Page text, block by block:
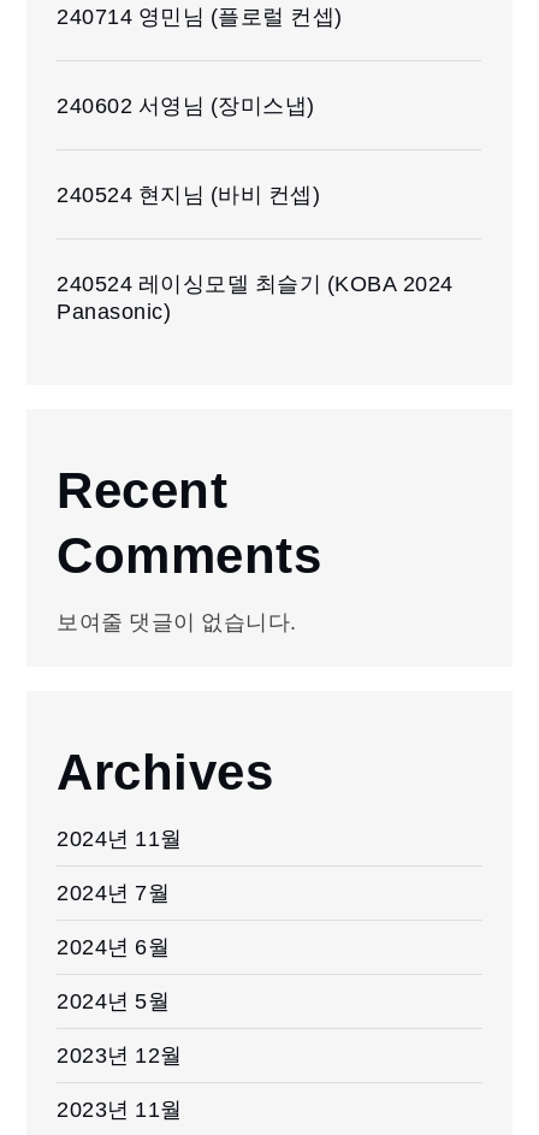
240714 영민님 (플로럴 컨셉)
240602 서영님 (장미스냅)
240524 현지님 (바비 컨셉)
240524 레이싱모델 최슬기 (KOBA 2024
Panasonic)
Recent
Comments
보여줄 댓글이 없습니다.
Archives
2024년 11월
2024년 7월
2024년 6월
2024년 5월
2023년 12월
2023년 11월